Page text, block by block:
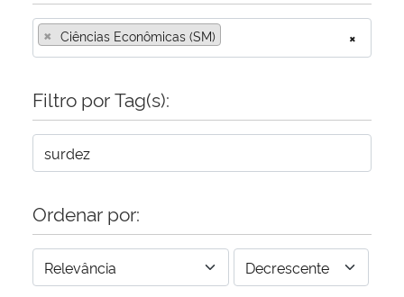
Controladoria-Geral da União
Secretaria-Geral
Gabinete de Segurança Institucional
Advocacia-Geral da União
×
× Ciências Econômicas (SM)
Filtro por Tag(s):
Ordenar por: